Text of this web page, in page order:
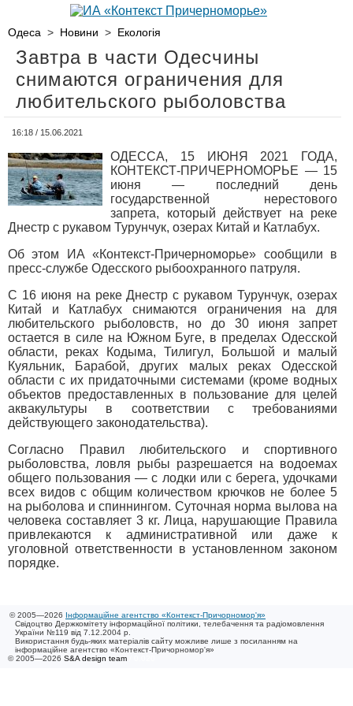
Одеса > Новини > Екологія
Завтра в части Одесчины
снимаются ограничения для
любительского рыболовства
16:18 / 15.06.2021
ОДЕССА, 15 ИЮНЯ 2021 ГОДА,
КОНТЕКСТ-ПРИЧЕРНОМОРЬЕ — 15
июня — последний день
государственной нерестового
запрета, который действует на реке
Днестр с рукавом Турунчук, озерах Китай и Катлабух.
Об этом ИА «Контекст-Причерноморье» сообщили в
пресс-службе Одесского рыбоохранного патруля.
С 16 июня на реке Днестр с рукавом Турунчук, озерах
Китай и Катлабух снимаются ограничения на для
любительского рыболовств, но до 30 июня запрет
остается в силе на Южном Буге, в пределах Одесской
области, реках Кодыма, Тилигул, Большой и малый
Куяльник, Барабой, других малых реках Одесской
области с их придаточными системами (кроме водных
объектов предоставленных в пользование для целей
аквакультуры в соответствии с требованиями
действующего законодательства).
Согласно Правил любительского и спортивного
рыболовства, ловля рыбы разрешается на водоемах
общего пользования — с лодки или с берега, удочками
всех видов с общим количеством крючков не более 5
на рыболова и спиннингом. Суточная норма вылова на
человека составляет 3 кг. Лица, нарушающие Правила
привлекаются к административной или даже к
уголовной ответственности в установленном законом
порядке.
© 2005—2026 Інформаційне агентство «Контекст-Причорномор'я»
Свідоцтво Держкомітету інформаційної політики, телебачення та радіомовлення
України №119 від 7.12.2004 р.
Використання будь-яких матеріалів сайту можливе лише з посиланням на
інформаційне агентство «Контекст-Причорномор'я»
© 2005—2026 S&A design team